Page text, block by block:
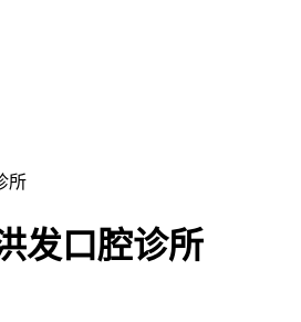
发口腔诊所